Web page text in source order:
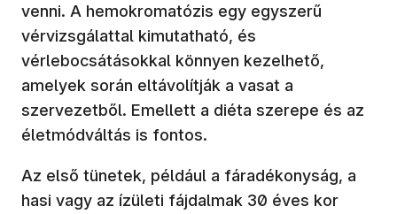
venni. A hemokromatózis egy egyszerű
vérvizsgálattal kimutatható, és
vérlebocsátásokkal könnyen kezelhető,
amelyek során eltávolítják a vasat a
szervezetből. Emellett a diéta szerepe és az
életmódváltás is fontos.
Az első tünetek, például a fáradékonyság, a
hasi vagy az ízületi fájdalmak 30 éves kor